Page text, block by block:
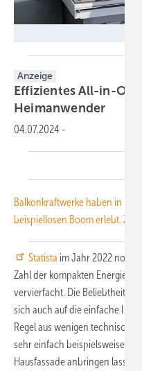
Anzeige
Effizientes All-in-
Heimanwender
04.07.2024 -
Balkonkraftwerke haben in
beispiellosen Boom erlebt.
Statista im Jahr 2022 noch
Zahl der kompakten
vervierfacht. Die Beliebtheit
sich auch auf die einfache
Regel aus wenigen
sehr einfach beispielsweise auf
Hausfassade anbringen